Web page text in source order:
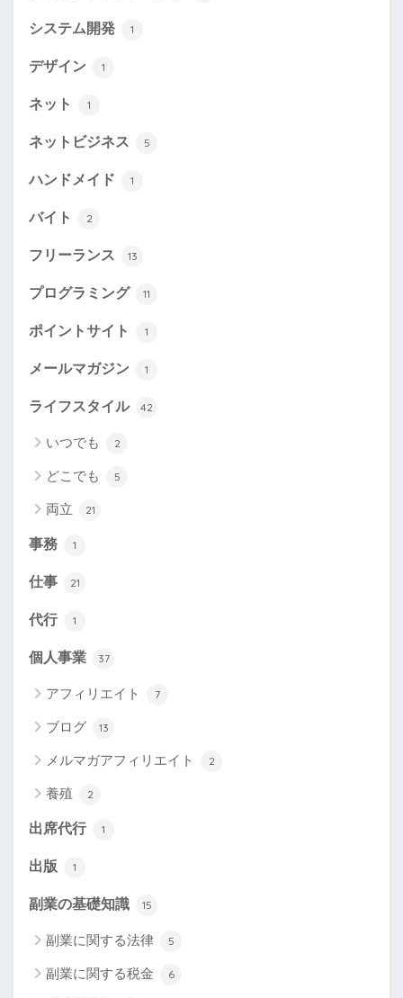
システム開発 1
デザイン 1
ネット 1
ネットビジネス 5
ハンドメイド 1
バイト 2
フリーランス 13
プログラミング 11
ポイントサイト 1
メールマガジン 1
ライフスタイル 42
いつでも 2
どこでも 5
両立 21
事務 1
仕事 21
代行 1
個人事業 37
アフィリエイト 7
ブログ 13
メルマガアフィリエイト 2
養殖 2
出席代行 1
出版 1
副業の基礎知識 15
副業に関する法律 5
副業に関する税金 6